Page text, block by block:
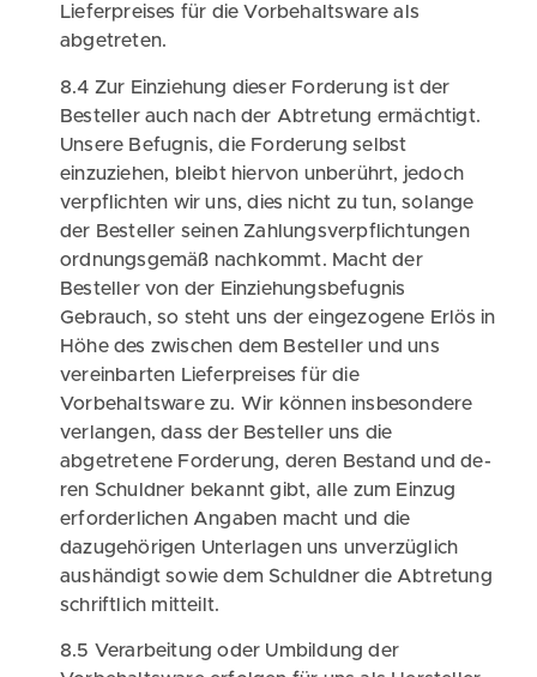
Lieferpreises für die Vorbehaltsware als
abgetreten.
8.4 Zur Einziehung dieser Forderung ist der
Besteller auch nach der Abtretung ermächtigt.
Unsere Befugnis, die Forderung selbst
einzuziehen, bleibt hiervon unberührt, jedoch
verpflichten wir uns, dies nicht zu tun, solange
der Besteller seinen Zahlungsverpflichtungen
ordnungsgemäß nachkommt. Macht der
Besteller von der Einziehungsbefugnis
Gebrauch, so steht uns der eingezogene Erlös in
Höhe des zwischen dem Besteller und uns
vereinbarten Lieferpreises für die
Vorbehaltsware zu. Wir können insbesondere
verlangen, dass der Besteller uns die
abgetretene Forderung, deren Bestand und de-
ren Schuldner bekannt gibt, alle zum Einzug
erforderlichen Angaben macht und die
dazugehörigen Unterlagen uns unverzüglich
aushändigt sowie dem Schuldner die Abtretung
schriftlich mitteilt.
8.5 Verarbeitung oder Umbildung der